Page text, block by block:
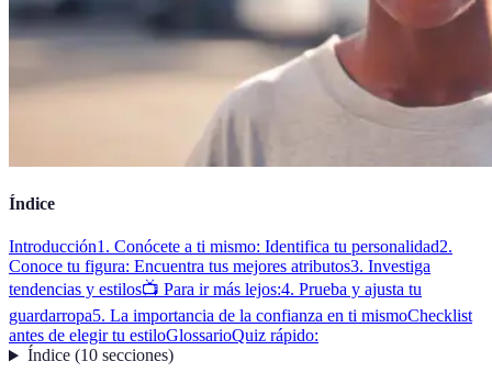
Índice
Introducción1. Conócete a ti mismo: Identifica tu personalidad2.
Conoce tu figura: Encuentra tus mejores atributos3. Investiga
tendencias y estilos📺 Para ir más lejos:4. Prueba y ajusta tu
guardarropa5. La importancia de la confianza en ti mismoChecklist
antes de elegir tu estiloGlossarioQuiz rápido:
Índice(10 secciones)